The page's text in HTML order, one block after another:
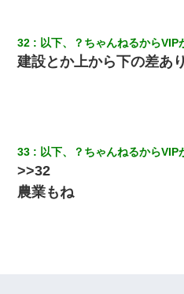
32 以下、？ちゃんねるからVIP
建設とか上から下の差あ
33 以下、？ちゃんねるからVIP
>>32
農業もね